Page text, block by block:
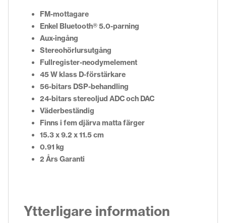
FM-mottagare
Enkel Bluetooth® 5.0-parning
Aux-ingång
Stereohörlursutgång
Fullregister-neodymelement
45 W klass D-förstärkare
56-bitars DSP-behandling
24-bitars stereoljud ADC och DAC
Väderbeständig
Finns i fem djärva matta färger
15.3 x 9.2 x 11.5 cm
0.91 kg
2 Års Garanti
Ytterligare information